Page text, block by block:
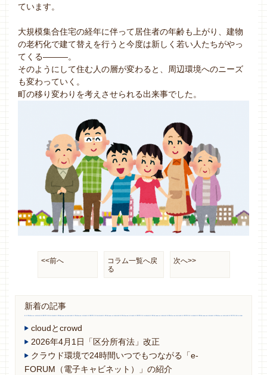
ています。
大規模集合住宅の経年に伴って居住者の年齢も上がり、建物
の老朽化で建て替えを行うと今度は新しく若い人たちがやっ
てくる―――。
そのようにして住む人の層が変わると、周辺環境へのニーズ
も変わっていく。
町の移り変わりを考えさせられる出来事でした。
<<前へ
コラム一覧へ戻
る
次へ>>
新着の記事
cloudとcrowd
2026年4月1日「区分所有法」改正
クラウド環境で24時間いつでもつながる「e-
FORUM（電子キャビネット）」の紹介